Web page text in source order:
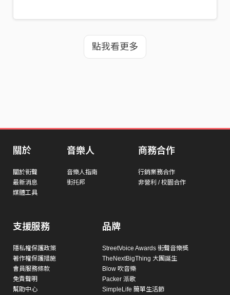
點我看更多
關於
關於街聲
最新消息
媒體工具
音樂人
音樂人指南
街托邦
商務合作
行銷業務合作
非營利 / 校園合作
支援服務
隱私權保護政策
著作權保護措施
會員服務條款
免責聲明
幫助中心
品牌
StreetVoice Awards 街聲音樂獎
TheNextBigThing 大團誕生
Blow 吹音樂
Packer 派歌
SimpleLife 簡單生活節